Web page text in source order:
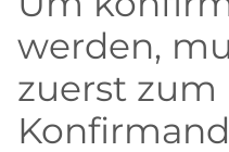
werden,
zuerst zum